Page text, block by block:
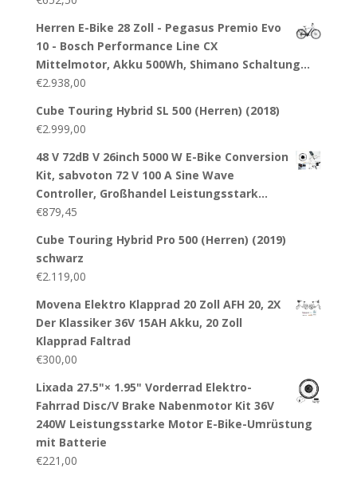
Herren E-Bike 28 Zoll - Pegasus Premio Evo
10 - Bosch Performance Line CX
Mittelmotor, Akku 500Wh, Shimano Schaltung…
€2.938,00
Cube Touring Hybrid SL 500 (Herren) (2018)
€2.999,00
48 V 72dB V 26inch 5000 W E-Bike Conversion
Kit, sabvoton 72 V 100 A Sine Wave
Controller, Großhandel Leistungsstark…
€879,45
Cube Touring Hybrid Pro 500 (Herren) (2019)
schwarz
€2.119,00
Movena Elektro Klapprad 20 Zoll AFH 20, 2X
Der Klassiker 36V 15AH Akku, 20 Zoll
Klapprad Faltrad
€300,00
Lixada 27.5"× 1.95" Vorderrad Elektro-
Fahrrad Disc/V Brake Nabenmotor Kit 36V
240W Leistungsstarke Motor E-Bike-Umrüstung
mit Batterie
€221,00